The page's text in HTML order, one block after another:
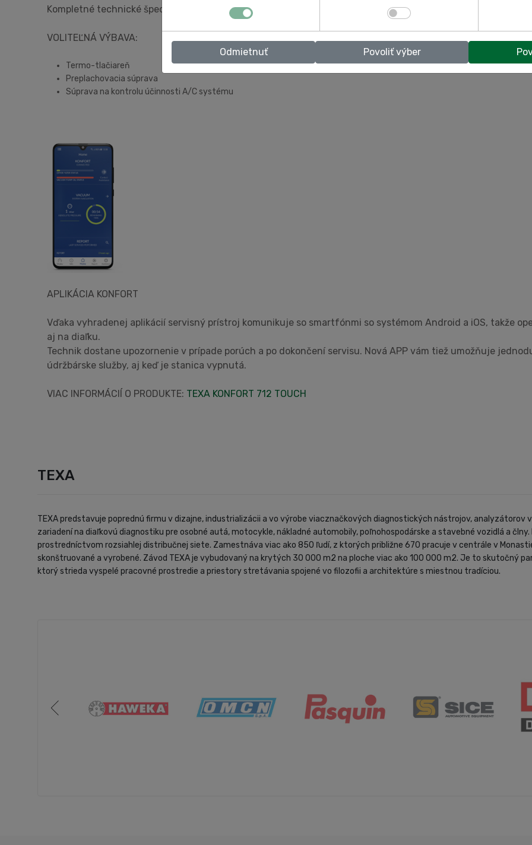
Kompletné technické špecifikácie pre všetky modely TEXA:
VOLITEĽNÁ VÝBAVA:
Termo-tlačiareň
Preplachovacia súprava
Súprava na kontrolu účinnosti A/C systému
APLIKÁCIA KONFORT
Vďaka vyhradenej aplikácií servisný prístroj komunikuje so smartfónmi so systémom Android a iOS, takže
aj na diaľku.
Technik dostane upozornenie v prípade porúch a po dokončení servisu. Nová APP vám tiež umožňuje
údržbárske služby, aj keď je stanica vypnutá.
VIAC INFORMÁCIÍ O PRODUKTE: TEXA KONFORT 712 TOUCH
TEXA
TEXA predstavuje poprednú firmu v dizajne, industrializácii a vo výrobe viacznačkových diagnostických nástrojov,
zariadení na diaľkovú diagnostiku pre osobné autá, motocykle, nákladné automobily, poľnohospodárske a stavebné vozidlá a
prostredníctvom rozsiahlej distribučnej siete. Zamestnáva viac ako 850 ľudí, z ktorých približne 670 pracuje v centrále v
skonštruované a vyrobené. Závod TEXA je vybudovaný na krytých 30 000 m2 na ploche viac ako 100 000 m2. Je to skutočný
ktorý strieda vyspelé pracovné prostredie a priestory stretávania spojené vo filozofii a architektúre s miestnou tradíciou.
Odmietnuť Povoliť výber